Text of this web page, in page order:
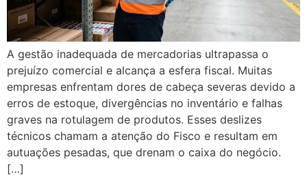
A gestão inadequada de mercadorias ultrapassa o
prejuízo comercial e alcança a esfera fiscal. Muitas
empresas enfrentam dores de cabeça severas devido a
erros de estoque, divergências no inventário e falhas
graves na rotulagem de produtos. Esses deslizes
técnicos chamam a atenção do Fisco e resultam em
autuações pesadas, que drenam o caixa do negócio.
[…]